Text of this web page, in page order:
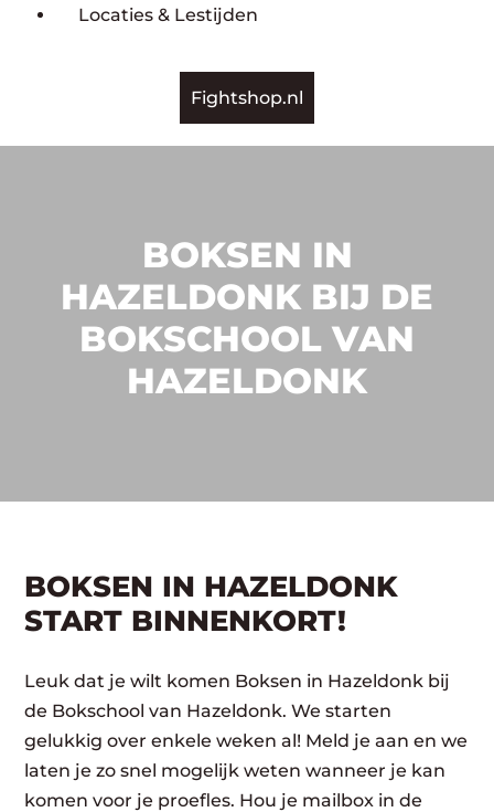
Locaties & Lestijden
Fightshop.nl
BOKSEN IN
HAZELDONK BIJ DE
BOKSCHOOL VAN
HAZELDONK
BOKSEN IN HAZELDONK
START BINNENKORT!
Leuk dat je wilt komen Boksen in Hazeldonk bij
de Bokschool van Hazeldonk. We starten
gelukkig over enkele weken al! Meld je aan en we
laten je zo snel mogelijk weten wanneer je kan
komen voor je proefles. Hou je mailbox in de